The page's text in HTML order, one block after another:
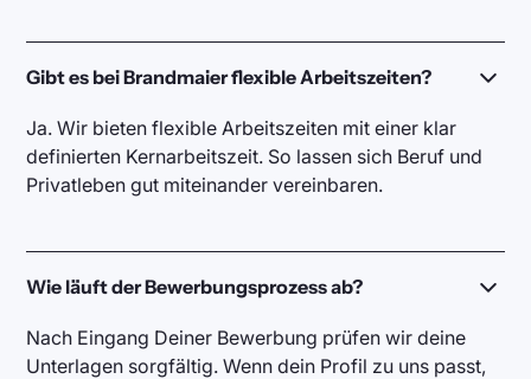
Gibt es bei Brandmaier flexible Arbeitszeiten?
Ja. Wir bieten flexible Arbeitszeiten mit einer klar
definierten Kernarbeitszeit. So lassen sich Beruf und
Privatleben gut miteinander vereinbaren.
Wie läuft der Bewerbungsprozess ab?
Nach Eingang Deiner Bewerbung prüfen wir deine
Unterlagen sorgfältig. Wenn dein Profil zu uns passt,